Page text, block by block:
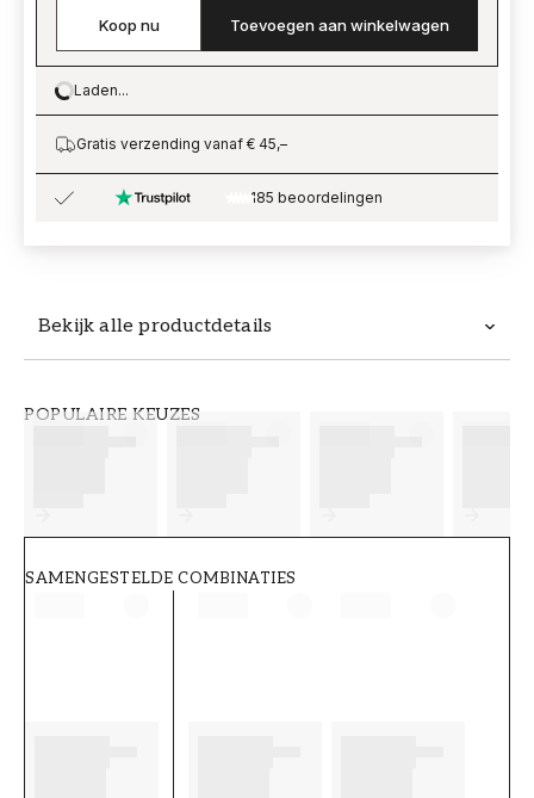
Bekijk alle productdetails
POPULAIRE KEUZES
SAMENGESTELDE COMBINATIES
Koop nu Toevoegen aan winkelwagen
Loading…
Laden...
Gratis verzending vanaf € 45,–
185 beoordelingen